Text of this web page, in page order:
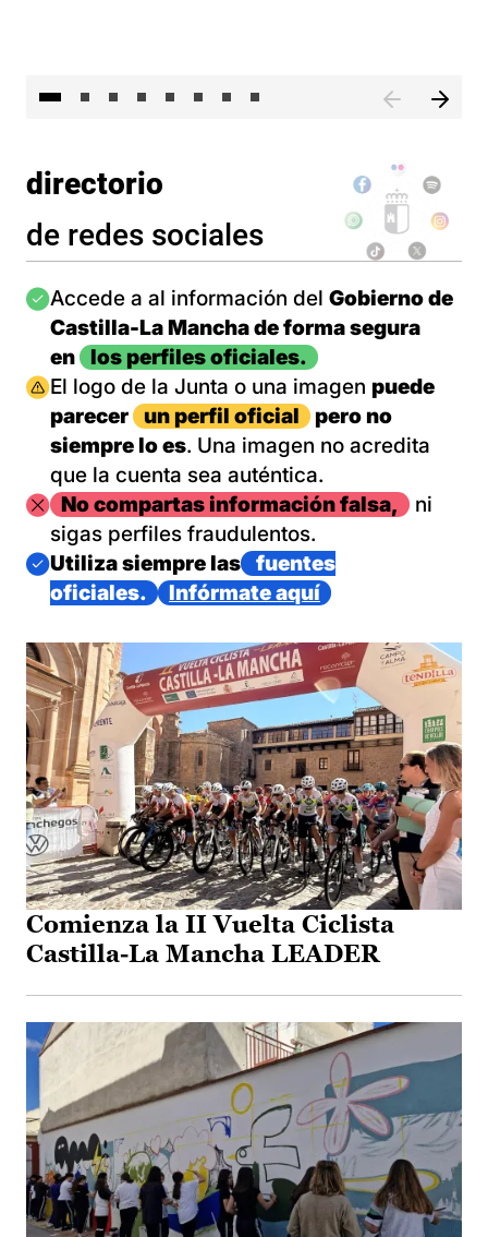
directorio
de redes sociales
Imagen
Accede a al información del Gobierno de
Castilla-La Mancha de forma segura
en
los perfiles oficiales.
Imagen
El logo de la Junta o una imagen puede
parecer
un perfil oficial
pero no
siempre lo es. Una imagen no acredita
que la cuenta sea auténtica.
ImagenNo compartas información falsa,
ni
sigas perfiles fraudulentos.
Imagen
Utiliza siempre las
fuentes
oficiales.
Infórmate aquí
Comienza la II Vuelta Ciclista
Castilla-La Mancha LEADER